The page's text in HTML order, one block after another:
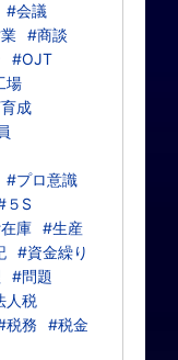
#会議
#商談
#OJT
場
成
#プロ意識
５S
庫 #生産
#資金繰り
#問題
人税
税務
#税金